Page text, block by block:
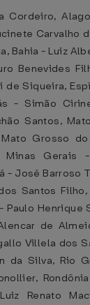
Cordeiro,
Carvalho
Bahia - Luiz
Benevides
de Siqueira,
- Simão
Santos,
Grosso
Minas Gerais
- José Barroso
Santos
Paulo Henrique
de
Villela dos
da Silva, Rio
Renato